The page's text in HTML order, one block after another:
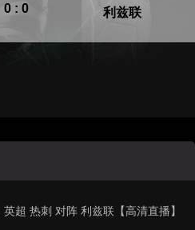
0 : 0 利兹联
超 热刺 对阵 利兹联【高清直播】